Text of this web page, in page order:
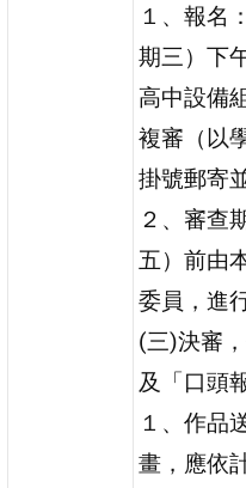
１、報名
期三）下
高中設備
複審（以
掛號郵寄
２、審查
五）前由
委員，進
(三)決審
及「口頭
１、作品
畫，應依